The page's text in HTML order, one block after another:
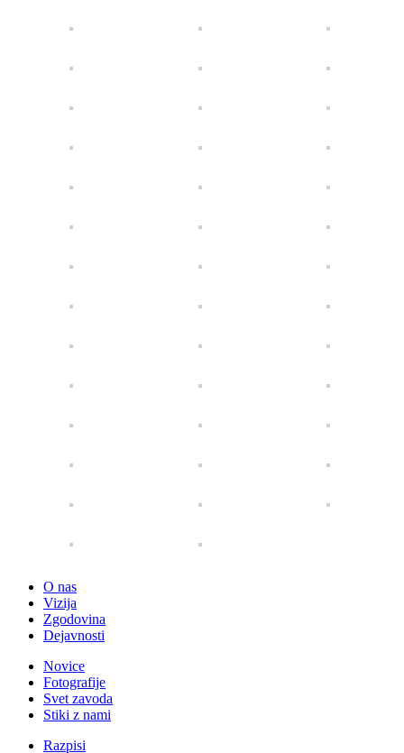
O nas
Vizija
Zgodovina
Dejavnosti
Novice
Fotografije
Svet zavoda
Stiki z nami
Razpisi